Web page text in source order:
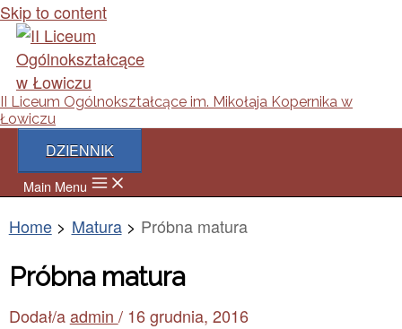
Skip to content
II Liceum Ogólnokształcące im. Mikołaja Kopernika w
Łowiczu
DZIENNIK
Main Menu
Home Matura Próbna matura
Próbna matura
Dodał/a admin / 16 grudnia, 2016